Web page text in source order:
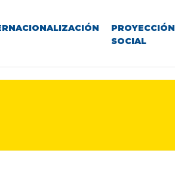
PROYECCIÓN
SOCIAL